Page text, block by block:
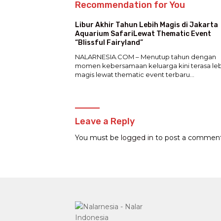
Recommendation for You
Libur Akhir Tahun Lebih Magis di Jakarta
Aquarium SafariLewat Thematic Event
“Blissful Fairyland”
NALARNESIA.COM – Menutup tahun dengan
momen kebersamaan keluarga kini terasa
magis lewat thematic event terbaru…
Leave a Reply
You must be logged in to post a